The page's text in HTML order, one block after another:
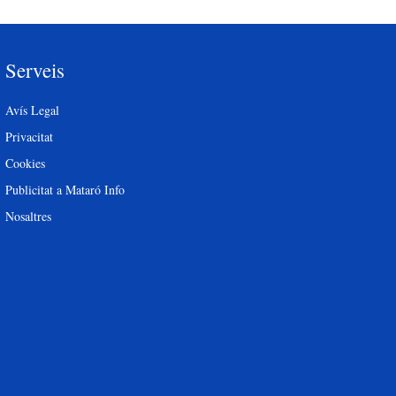
Serveis
Avís Legal
Privacitat
Cookies
Publicitat a Mataró Info
Nosaltres